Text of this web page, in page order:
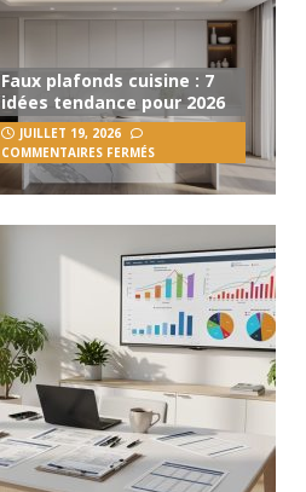
Faux plafonds cuisine : 7
idées tendance pour 2026
JUILLET 19, 2026
COMMENTAIRES FERMÉS